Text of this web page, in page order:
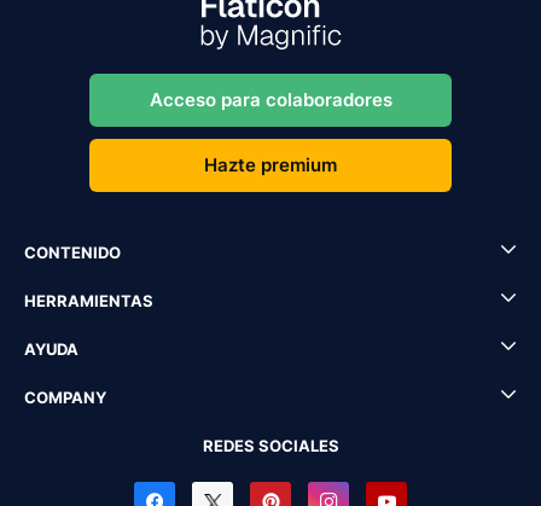
Acceso para colaboradores
Hazte premium
CONTENIDO
HERRAMIENTAS
AYUDA
COMPANY
REDES SOCIALES